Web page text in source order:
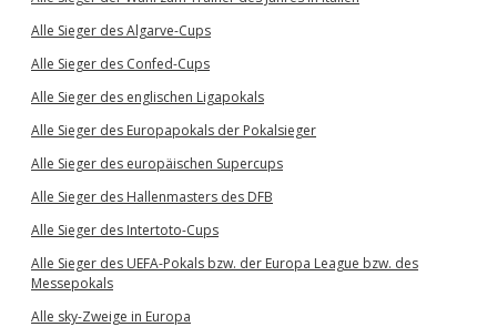
Alle Sieger des Algarve-Cups
Alle Sieger des Confed-Cups
Alle Sieger des englischen Ligapokals
Alle Sieger des Europapokals der Pokalsieger
Alle Sieger des europäischen Supercups
Alle Sieger des Hallenmasters des DFB
Alle Sieger des Intertoto-Cups
Alle Sieger des UEFA-Pokals bzw. der Europa League bzw. des
Messepokals
Alle sky-Zweige in Europa